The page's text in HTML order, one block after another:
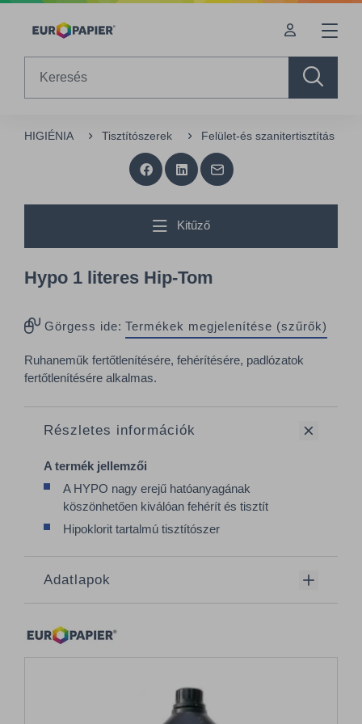
Table Of Content
HIGIÉNIA Tisztítószerek Felület-és szanitertisztítás
Kitűző
Hypo 1 literes Hip-Tom
Görgess ide: Termékek megjelenítése (szűrők)
Ruhaneműk fertőtlenítésére, fehérítésére, padlózatok
fertőtlenítésére alkalmas.
Részletes információk
A termék jellemzői
A HYPO nagy erejű hatóanyagának
köszönhetően kiválóan fehérít és tisztít
Hipoklorit tartalmú tisztítószer
Adatlapok